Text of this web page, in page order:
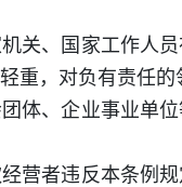
、国家工作人员
重，对负有责任
、企业事业单位
者违反本条例规